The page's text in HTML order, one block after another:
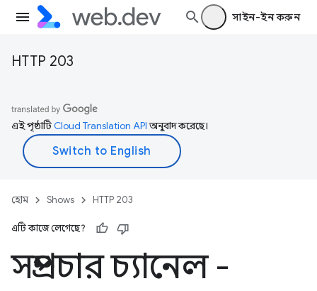
সাইন-ইন করুন
HTTP 203
এই পৃষ্ঠাটিCloud Translation APIঅনুবাদ করেছে।
হোম Shows HTTP 203
এটি কাজে লেগেছে?
সম্প্রচার চ্যানেল -